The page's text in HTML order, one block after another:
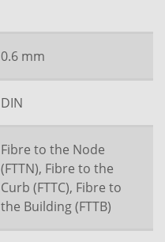
0.6 mm
DIN
Fibre to the Node
(FTTN), Fibre to the
Curb (FTTC), Fibre to
the Building (FTTB)